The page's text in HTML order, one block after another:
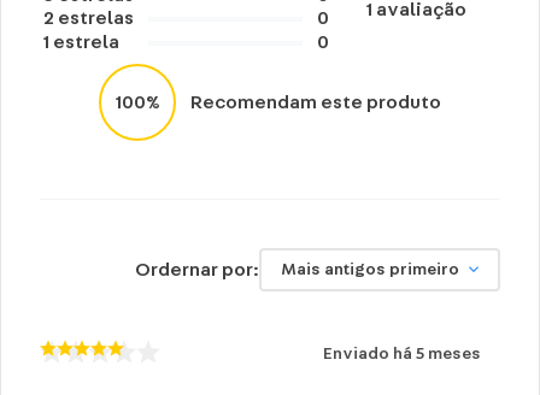
2 estrelas
1 estrela
0
0
1 avaliação
100% Recomendam este produto
Ordernar por: Mais antigos primeiro
Enviado há 5 meses